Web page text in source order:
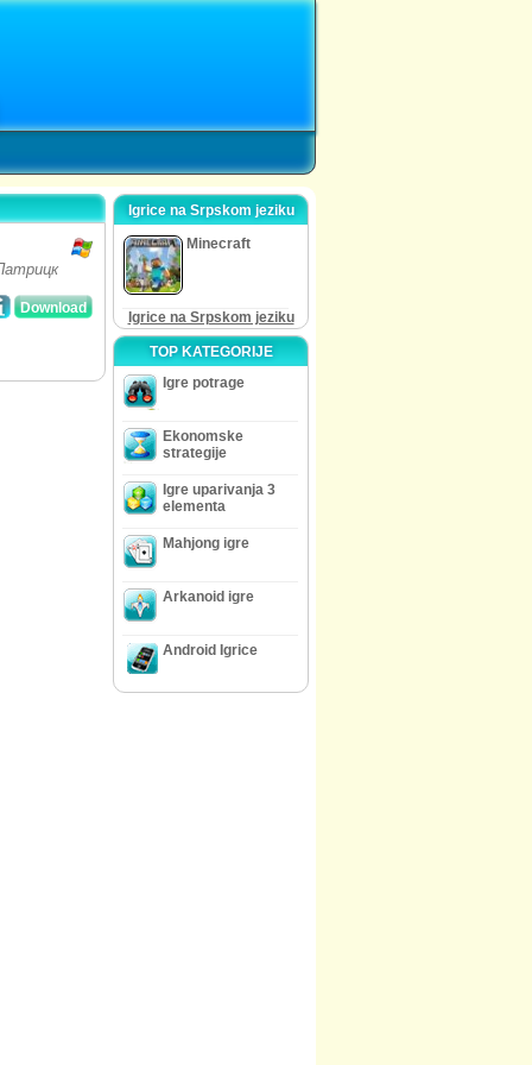
Download
Igrice na Srpskom jeziku
Minecraft
Igrice na Srpskom jeziku
TOP KATEGORIJE
Igre potrage
Ekonomske
strategije
Igre uparivanja 3
elementa
Mahjong igre
Arkanoid igre
Android Igrice